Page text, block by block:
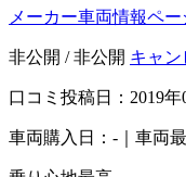
メーカー車両情報ペー
非公開 / 非公開 キャ
口コミ投稿日：2019年
車両購入日：-｜車両